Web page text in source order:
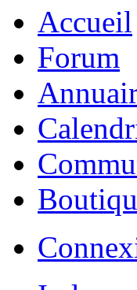
Accueil
Forum